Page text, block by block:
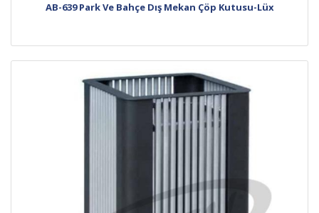
AB-639 Park Ve Bahçe Dış Mekan Çöp Kutusu-Lüx